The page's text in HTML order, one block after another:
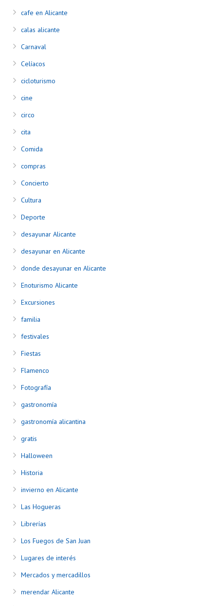
cafe en Alicante
calas alicante
Carnaval
Celíacos
cicloturismo
cine
circo
cita
Comida
compras
Concierto
Cultura
Deporte
desayunar Alicante
desayunar en Alicante
donde desayunar en Alicante
Enoturismo Alicante
Excursiones
familia
festivales
Fiestas
Flamenco
Fotografía
gastronomía
gastronomía alicantina
gratis
Halloween
Historia
invierno en Alicante
Las Hogueras
Librerías
Los Fuegos de San Juan
Lugares de interés
Mercados y mercadillos
merendar Alicante